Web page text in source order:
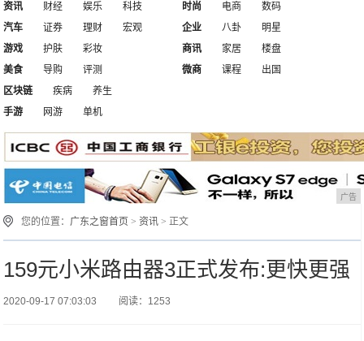
资讯 财经 娱乐
科技
汽车
证券 理财 宏观
时尚 电商
数码
企业
八卦
明星
游戏
护肤
彩妆
美食
导购 评测
商讯 家居
楼盘
微商
课程
出国
区块链
疾病
养生
手游
网游 单机
广告
您的位置： 广东之窗首页 >资讯 > 正文
159元小米路由器3正式发布:更快更强
2020-09-17 07:03:03 阅读：1253